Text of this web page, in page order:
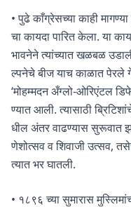
• पुढे काँग्रेसच्या काही
चा कायदा पारित केला. या
भावनेने त्यांच्यात खळबळ
ल्पनेचे बीज याच काळात पेरले
‘मोहम्मदन अँग्लो-ओरिएंटल
ण्यात आली. त्यासाठी
धील अंतर वाढण्यास सुरूवात
णेशोत्सव व शिवाजी उत्सव,
त्यात भर घातली.
• १८९६ च्या सुमारास